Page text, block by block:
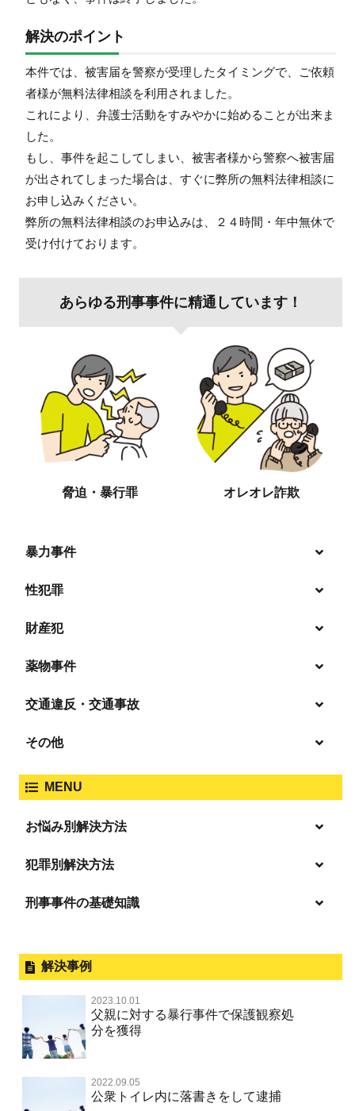
解決のポイント
本件では、被害届を警察が受理したタイミングで、ご依頼
者様が無料法律相談を利用されました。
これにより、弁護士活動をすみやかに始めることが出来ま
した。
もし、事件を起こしてしまい、被害者様から警察へ被害届
が出されてしまった場合は、すぐに弊所の無料法律相談に
お申し込みください。
弊所の無料法律相談のお申込みは、２４時間・年中無休で
受け付けております。
あらゆる刑事事件に精通しています！
脅迫・暴行罪 オレオレ詐欺
暴力事件
逮捕・監禁
業務妨害
性犯罪
盗撮・のぞき
強姦・準強姦
淫行・援助交際
公然わいせつ，わいせつ物頒布，淫
行勧誘罪
児童ポルノ・リベンジポルノ
財産犯
詐欺
恐喝
薬物事件
危険ドラッグ
交通違反・交通事故
ひき逃げ・当て逃げ
危険運転行為等
自転車事故
その他
放火・失火
ネット犯罪
MENU
お悩み別解決方法
逮捕の不安や悩み
無実・無罪を証明してほしい
示談で解決してほしい
執行猶予にしてほしい
事件のことを秘密にしたい
犯罪別解決方法
事件別－暴力事件
過失致死・過失傷害
器物損壊
脅迫・強要
業務妨害罪
公務執行妨害罪
性犯罪 TOP
淫行・援助交際（児童買春、淫行条例、児童福祉法違反）
不同意性交等罪（旧 強制性交等罪，準強制性交等罪），
監護者性交等罪
不同意わいせつ（旧 強制わいせつ，準強制わいせつ）
公然わいせつ罪，わいせつ物頒布等罪，淫行勧誘罪
事件別－財産犯
財産犯 TOP
横領 背任
事件別－薬物事件
薬物事件 TOP
覚せい剤
危険ドラッグ
事件別－交通違反・交通事故
交通違反・交通事故 TOP
刑事事件の基礎知識
刑事裁判の概要・手続
公務員の逮捕・刑事事件
控訴・上告
国選弁護士と私選弁護士の違い
解決事例
2023.10.01
父親に対する暴行事件で保護観察処
分を獲得
2022.09.05
公衆トイレ内に落書きをして逮捕